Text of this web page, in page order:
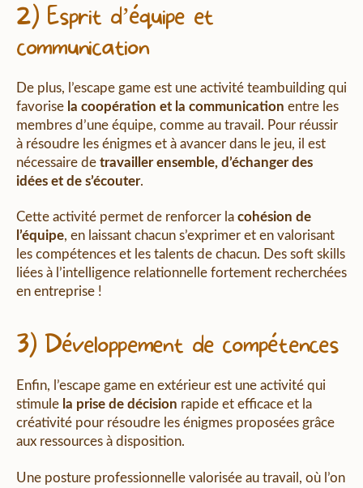
2) Esprit d’équipe et
communication
De plus, l’escape game est une activité teambuilding qui
favorise la coopération et la communication entre les
membres d’une équipe, comme au travail. Pour réussir
à résoudre les énigmes et à avancer dans le jeu, il est
nécessaire de travailler ensemble, d’échanger des
idées et de s’écouter.
Cette activité permet de renforcer la cohésion de
l’équipe, en laissant chacun s’exprimer et en valorisant
les compétences et les talents de chacun. Des soft skills
liées à l’intelligence relationnelle fortement recherchées
en entreprise !
3) Développement de compétences
Enfin, l’escape game en extérieur est une activité qui
stimule la prise de décision rapide et efficace et la
créativité pour résoudre les énigmes proposées grâce
aux ressources à disposition.
Une posture professionnelle valorisée au travail, où l’on